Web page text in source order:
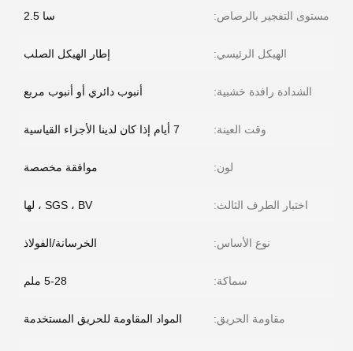
مستوى التفجير بالرصاص: سا 2.5
الهيكل الرئيسي: إطار الهيكل الصلب
الشدادة رافدة خشبية: أنبوب دائري أو أنبوب مربع
وقت العينة: 7 أيام إذا كان لدينا الأجزاء القياسية
لون: موافقة مخصصة
اختبار الطرف الثالث: SGS ، BV ، لها
نوع الأساس: الخرسانة/الفولاذ
سماكة: 5-28 ملم
مقاومة الحريق: المواد المقاومة للحريق المستخدمة